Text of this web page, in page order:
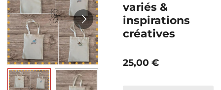
variés &
inspirations
créatives
25,00 €